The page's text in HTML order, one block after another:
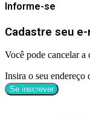
Informe-se
Cadastre seu
Você pode cancelar a
Insira o seu endereço